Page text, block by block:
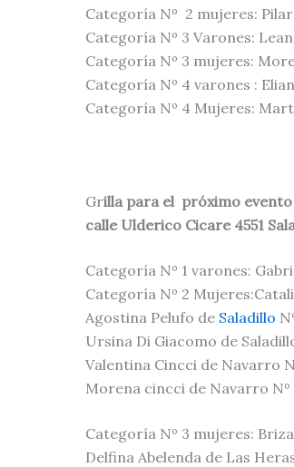
Categoría Nº 2 mujeres:
Categoría Nº 3 Varones:
Categoría Nº 3 mujeres:
Categoría Nº 4 varones : Elian
Categoría Nº 4 Mujeres:
Grilla para el próximo
calle Ulderico Cicare 4551
Categoría Nº 1 varones:
Categoría Nº 2
Agostina Pelufo de Saladillo
Ursina Di Giacomo de
Valentina Cincci de Navarro
Morena cincci de Navarro Nº
Categoría Nº 3 mujeres:
Delfina Abelenda de Las